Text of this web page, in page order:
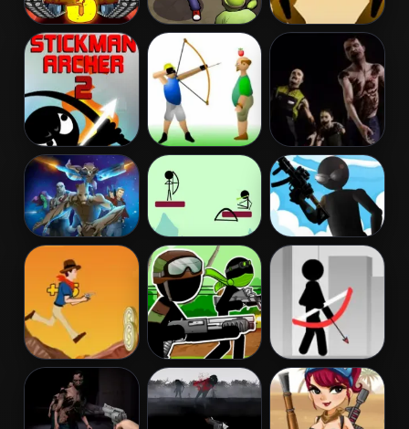
Dead Paradise
3
Zombie
Survival
Stickman
Archer 2
Apple Shooter Zombie
Invasion
Galactic Run
Guardians
Galaxy
Archery Tactical Squad
Cowboy Shoot
Zombies
Stickman
Army: The
Resistance
Stickman
Archer Online